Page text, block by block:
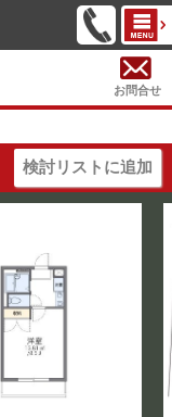
お問合せ
検討リストに追加